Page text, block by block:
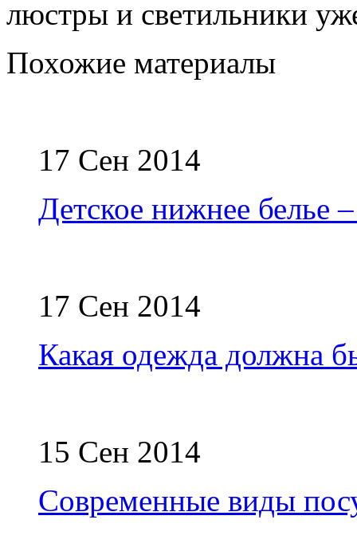
люстры и светильники
Похожие материалы
17 Сен 2014
Детское нижнее белье
17 Сен 2014
Какая одежда должна
15 Сен 2014
Современные виды